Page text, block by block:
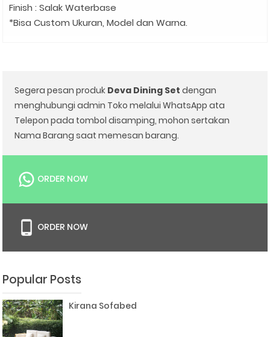
Finish : Salak Waterbase
*Bisa Custom Ukuran, Model dan Warna.
Segera pesan produk Deva Dining Set dengan
menghubungi admin Toko melalui WhatsApp ata
Telepon pada tombol disamping, mohon sertakan
Nama Barang saat memesan barang.
ORDER NOW
ORDER NOW
Popular Posts
Kirana Sofabed